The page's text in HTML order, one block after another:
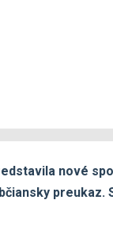
nové